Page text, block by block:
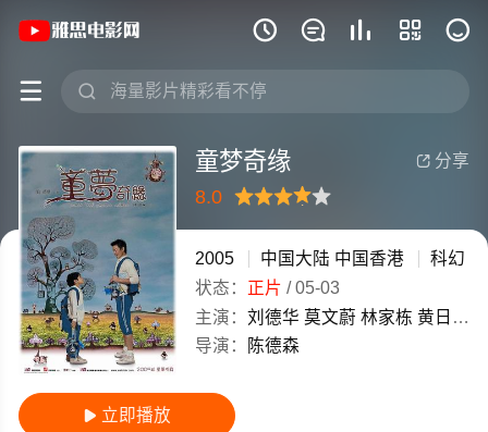
    
 
《童梦奇缘》(2005)中国大陆 / 中国香
 分享
童梦奇缘
8.0
很差较差还行推荐力荐
2005 中国大陆 中国香港
科幻
状态： 正片 /05-03
主演： 刘德华 莫文蔚 林家栋 黄日华
导演：
陈德森
 立即播放